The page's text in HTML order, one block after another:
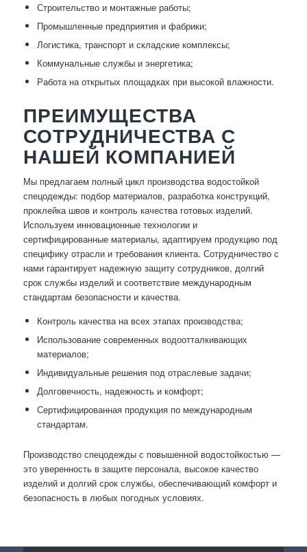
Строительство и монтажные работы;
Промышленные предприятия и фабрики;
Логистика, транспорт и складские комплексы;
Коммунальные службы и энергетика;
Работа на открытых площадках при высокой влажности.
ПРЕИМУЩЕСТВА
СОТРУДНИЧЕСТВА С
НАШЕЙ КОМПАНИЕЙ
Мы предлагаем полный цикл производства водостойкой
спецодежды: подбор материалов, разработка конструкций,
проклейка швов и контроль качества готовых изделий.
Используем инновационные технологии и
сертифицированные материалы, адаптируем продукцию под
специфику отрасли и требования клиента. Сотрудничество с
нами гарантирует надежную защиту сотрудников, долгий
срок службы изделий и соответствие международным
стандартам безопасности и качества.
Контроль качества на всех этапах производства;
Использование современных водоотталкивающих
материалов;
Индивидуальные решения под отраслевые задачи;
Долговечность, надежность и комфорт;
Сертифицированная продукция по международным
стандартам.
Производство спецодежды с повышенной водостойкостью —
это уверенность в защите персонала, высокое качество
изделий и долгий срок службы, обеспечивающий комфорт и
безопасность в любых погодных условиях.